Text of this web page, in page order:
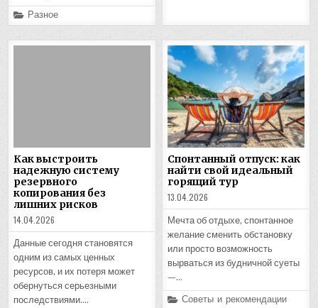
Posted
in
Разное
Как выстроить
надежную систему
резервного
копирования без
лишних рисков
14.04.2026
Данные сегодня становятся
одним из самых ценных
ресурсов, и их потеря может
обернуться серьезными
последствиями….
Спонтанный отпуск: как
найти свой идеальный
горящий тур
13.04.2026
Мечта об отдыхе, спонтанное
желание сменить обстановку
или просто возможность
вырваться из будничной суеты
—…
Posted
Советы и рекомендации